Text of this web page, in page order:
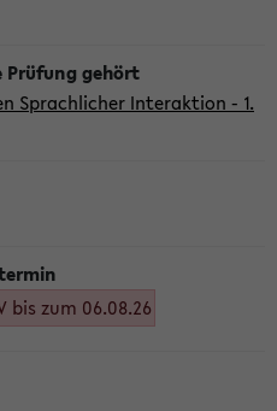
Sprachlicher Interaktion - 1.
bis zum 06.08.26